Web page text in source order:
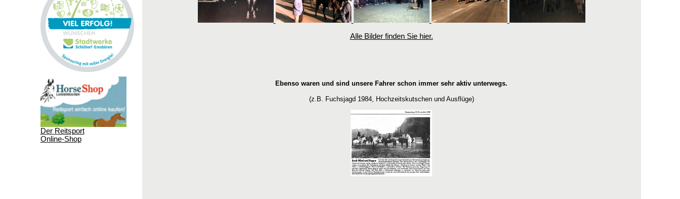
Der Reitsport
Online-Shop
Alle Bilder finden Sie hier.
Ebenso waren und sind unsere Fahrer schon immer sehr aktiv unterwegs.
(z.B. Fuchsjagd 1984, Hochzeitskutschen und Ausflüge)